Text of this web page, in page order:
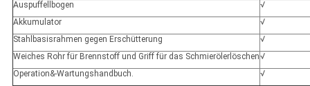
Auspuffellbogen
√
Akkumulator
√
Stahlbasisrahmen gegen Erschütterung
√
Weiches Rohr für Brennstoff und Griff für das Schmierölerlöschen√
Operation&-Wartungshandbuch.
√